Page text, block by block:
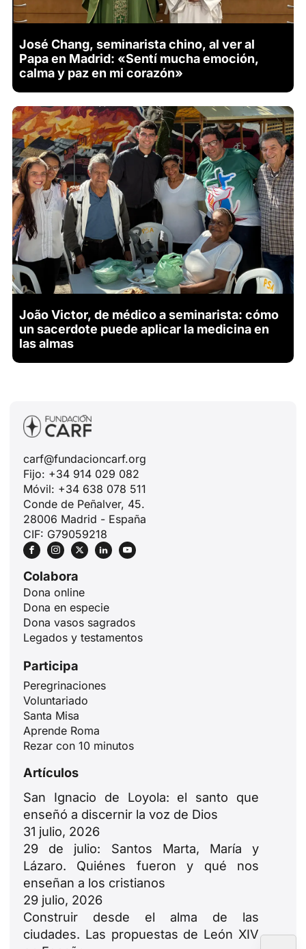
José Chang, seminarista chino, al ver al
Papa en Madrid: «Sentí mucha emoción,
calma y paz en mi corazón»
João Victor, de médico a seminarista: cómo
un sacerdote puede aplicar la medicina en
las almas
carf@fundacioncarf.org
Fijo: +34 914 029 082
Móvil: +34 638 078 511
Conde de Peñalver, 45.
28006 Madrid - España
CIF: G79059218
Colabora
Dona online
Dona en especie
Dona vasos sagrados
Legados y testamentos
Participa
Peregrinaciones
Voluntariado
Santa Misa
Aprende Roma
Rezar con 10 minutos
Artículos
San Ignacio de Loyola: el santo que
enseñó a discernir la voz de Dios
31 julio, 2026
29 de julio: Santos Marta, María y
Lázaro. Quiénes fueron y qué nos
enseñan a los cristianos
29 julio, 2026
Construir desde el alma de las
ciudades. Las propuestas de León XIV